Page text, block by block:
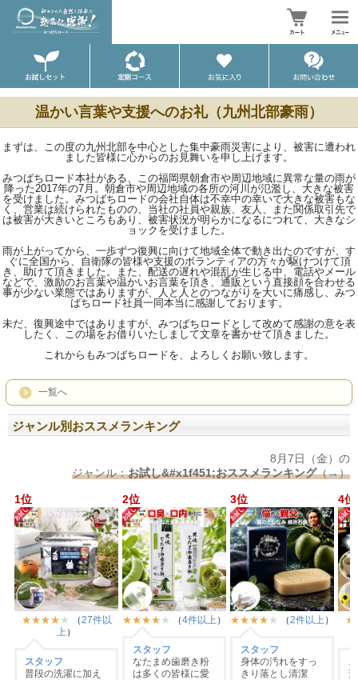
温かい言葉や支援へのお礼（九州北部豪雨）
まずは、この度の九州北部を中心とした集中豪雨災害により、被害に遭われ
ました皆様に心からのお見舞いを申し上げます。
みつばちロード本社がある、この福岡県朝倉市や周辺地域に異常な量の雨が
降った2017年の7月。朝倉市や周辺地域の各所の河川が氾濫し、大きな被害
を受けました。みつばちロードの会社自体は不幸中の幸いで大きな被害もな
く、営業は続けられたものの、当社の社員や親族、友人、また関係取引先で
は被害が大きいところもあり、被害状況が明らかになるにつれて、大きなシ
ョックを受けました。
雨が上がってから、一歩ずつ復興に向けて地域全体で動き出たのですが、す
ぐに全国から、自衛隊の皆様や支援のボランティアの方々が駆けつけて頂
き、助けて頂きました。また、配送の遅れや混乱が生じる中、電話やメール
などで、激励のお言葉や温かいお言葉を頂き、通販という直接顔を合わせる
事が少ない業態ではありますが、人と人とのつながりを大いに痛感し、みつ
ばちロード社員一同本当に感謝しております。
未だ、復興途中ではありますが、みつばちロードとして改めて感謝の意を表
したく、この場をお借りいたしまして文章を書かせて頂きました。
これからもみつばちロードを、よろしくお願い致します。
一覧へ
ジャンル別おススメランキング